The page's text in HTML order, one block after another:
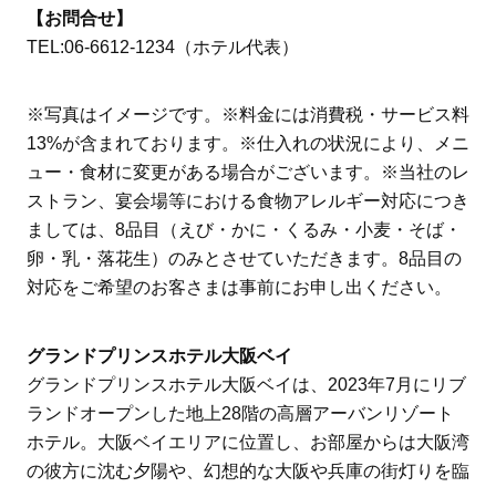
【お問合せ】
TEL:06-6612-1234（ホテル代表）
※写真はイメージです。※料金には消費税・サービス料
13%が含まれております。※仕入れの状況により、メニ
ュー・食材に変更がある場合がございます。※当社のレ
ストラン、宴会場等における食物アレルギー対応につき
ましては、8品目（えび・かに・くるみ・小麦・そば・
卵・乳・落花生）のみとさせていただきます。8品目の
対応をご希望のお客さまは事前にお申し出ください。
グランドプリンスホテル大阪ベイ
グランドプリンスホテル大阪ベイは、2023年7月にリブ
ランドオープンした地上28階の高層アーバンリゾート
ホテル。大阪ベイエリアに位置し、お部屋からは大阪湾
の彼方に沈む夕陽や、幻想的な大阪や兵庫の街灯りを臨